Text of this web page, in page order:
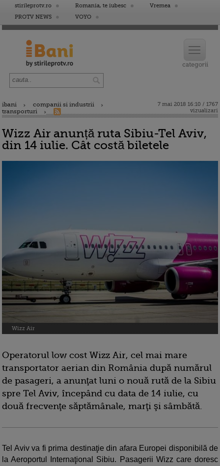
stirileprotv.ro Romania, te iubesc
Vremea
PROTV NEWS
VOYO
ibani
companii si industrii
transporturi
7 mai 2018 16:10 / 1767
vizualizari
Wizz Air anunță ruta Sibiu-Tel Aviv,
din 14 iulie. Cât costă biletele
Wizz Air
Operatorul low cost Wizz Air, cel mai mare
transportator aerian din România după numărul
de pasageri, a anunţat luni o nouă rută de la Sibiu
spre Tel Aviv, începând cu data de 14 iulie, cu
două frecvenţe săptămânale, marţi şi sâmbătă.
Tel Aviv va fi prima destinaţie din afara Europei disponibilă de
la Aeroportul Internaţional Sibiu. Pasagerii Wizz care doresc